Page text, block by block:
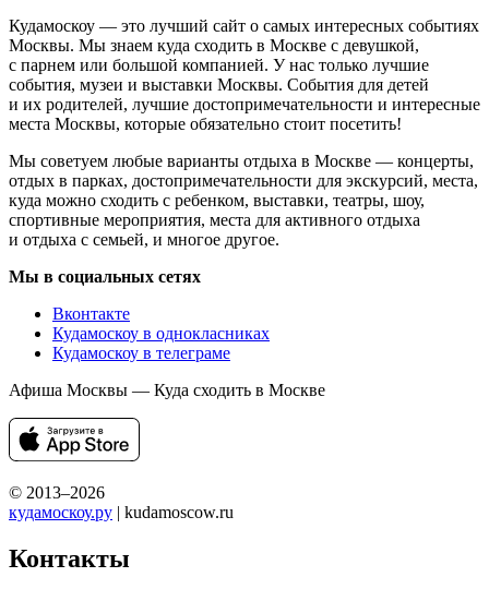
Кудамоскоу — это лучший сайт о самых интересных событиях
Москвы. Мы знаем куда сходить в Москве с девушкой,
с парнем или большой компанией. У нас только лучшие
события, музеи и выставки Москвы. События для детей
и их родителей, лучшие достопримечательности и интересные
места Москвы, которые обязательно стоит посетить!
Мы советуем любые варианты отдыха в Москве — концерты,
отдых в парках, достопримечательности для экскурсий, места,
куда можно сходить с ребенком, выставки, театры, шоу,
спортивные мероприятия, места для активного отдыха
и отдыха с семьей, и многое другое.
Мы в социальных сетях
Вконтакте
Кудамоскоу в однокласниках
Кудамоскоу в телеграме
Афиша Москвы — Куда сходить в Москве
© 2013–2026
кудамоскоу.ру | kudamoscow.ru
Контакты